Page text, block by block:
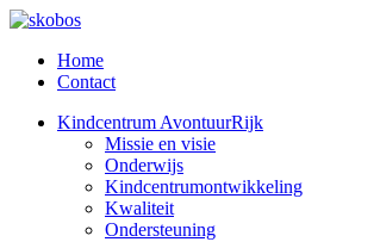
Home
Contact
Kindcentrum AvontuurRijk
Missie en visie
Onderwijs
Kindcentrumontwikkeling
Kwaliteit
Ondersteuning